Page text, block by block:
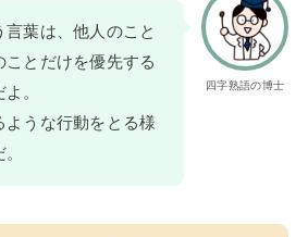
四字熟語の博士
言葉は、他人のこと
とだけを優先する
。
ような行動をとる様